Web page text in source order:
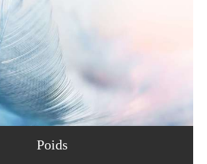
Poids